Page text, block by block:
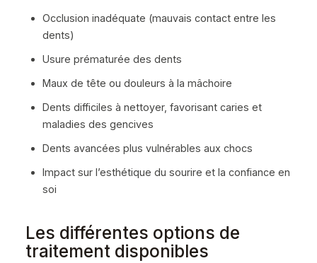
Occlusion inadéquate (mauvais contact entre les
dents)
Usure prématurée des dents
Maux de tête ou douleurs à la mâchoire
Dents difficiles à nettoyer, favorisant caries et
maladies des gencives
Dents avancées plus vulnérables aux chocs
Impact sur l’esthétique du sourire et la confiance en
soi
Les différentes options de
traitement disponibles